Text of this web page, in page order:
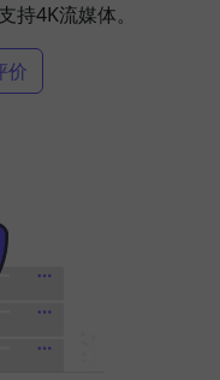
持4K流媒体。
价